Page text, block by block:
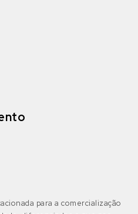
para a comercialização